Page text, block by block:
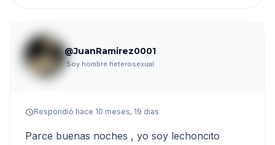
@JuanRamirez0001
Soy hombre heterosexual
scheduleRespondió hace 10 meses, 19 dias
Parce buenas noches , yo soy lechoncito